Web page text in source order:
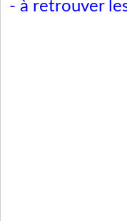
- à retrouver